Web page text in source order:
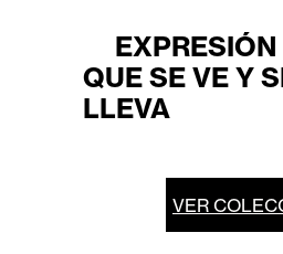
QUE SE VE Y
LLEVA
VER